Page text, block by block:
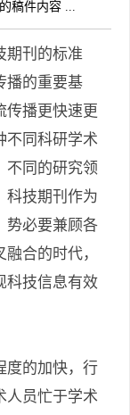
稿件内容 ...
期刊的标准
播的重要基
传播更快速更
不同科研学术
不同的研究领
科技期刊作为
势必要兼顾各
合的时代，
科技信息有效
度的加快，行
人员忙于学术